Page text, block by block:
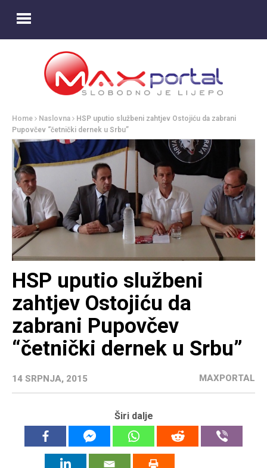
Home Naslovna
HSP uputio službeni zahtjev Ostojiću da zabrani
Pupovčev “četnički dernek u Srbu”
HSP uputio službeni
zahtjev Ostojiću da
zabrani Pupovčev
“četnički dernek u Srbu”
14 SRPNJA, 2015 MAXPORTAL
Širi dalje